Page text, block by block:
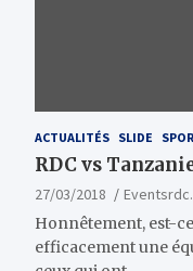
ACTUALITÉS SLIDE
RDC vs
27/03/2018
Honnêtement, est-
efficacement une